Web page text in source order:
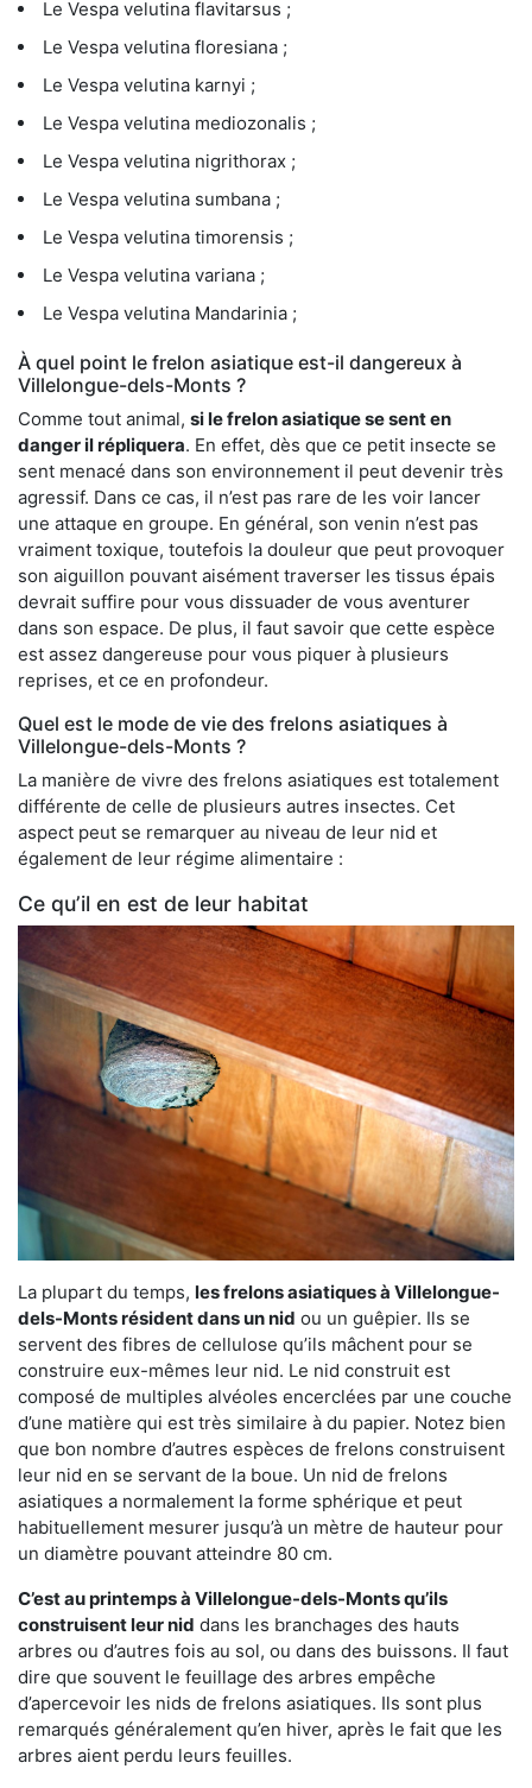
Le Vespa velutina flavitarsus ;
Le Vespa velutina floresiana ;
Le Vespa velutina karnyi ;
Le Vespa velutina mediozonalis ;
Le Vespa velutina nigrithorax ;
Le Vespa velutina sumbana ;
Le Vespa velutina timorensis ;
Le Vespa velutina variana ;
Le Vespa velutina Mandarinia ;
À quel point le frelon asiatique est-il dangereux à
Villelongue-dels-Monts ?
Comme tout animal, si le frelon asiatique se sent en
danger il répliquera. En effet, dès que ce petit insecte se
sent menacé dans son environnement il peut devenir très
agressif. Dans ce cas, il n’est pas rare de les voir lancer
une attaque en groupe. En général, son venin n’est pas
vraiment toxique, toutefois la douleur que peut provoquer
son aiguillon pouvant aisément traverser les tissus épais
devrait suffire pour vous dissuader de vous aventurer
dans son espace. De plus, il faut savoir que cette espèce
est assez dangereuse pour vous piquer à plusieurs
reprises, et ce en profondeur.
Quel est le mode de vie des frelons asiatiques à
Villelongue-dels-Monts ?
La manière de vivre des frelons asiatiques est totalement
différente de celle de plusieurs autres insectes. Cet
aspect peut se remarquer au niveau de leur nid et
également de leur régime alimentaire :
Ce qu’il en est de leur habitat
La plupart du temps, les frelons asiatiques à Villelongue-
dels-Monts résident dans un nid ou un guêpier. Ils se
servent des fibres de cellulose qu’ils mâchent pour se
construire eux-mêmes leur nid. Le nid construit est
composé de multiples alvéoles encerclées par une couche
d’une matière qui est très similaire à du papier. Notez bien
que bon nombre d’autres espèces de frelons construisent
leur nid en se servant de la boue. Un nid de frelons
asiatiques a normalement la forme sphérique et peut
habituellement mesurer jusqu’à un mètre de hauteur pour
un diamètre pouvant atteindre 80 cm.
C’est au printemps à Villelongue-dels-Monts qu’ils
construisent leur nid dans les branchages des hauts
arbres ou d’autres fois au sol, ou dans des buissons. Il faut
dire que souvent le feuillage des arbres empêche
d’apercevoir les nids de frelons asiatiques. Ils sont plus
remarqués généralement qu’en hiver, après le fait que les
arbres aient perdu leurs feuilles.